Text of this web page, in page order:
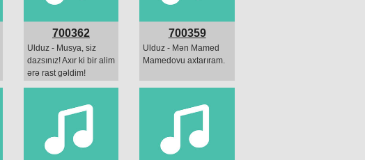
700362
Ulduz - Musya, siz
dazsınız! Axır ki bir alim
ərə rast gəldim!
700359
Ulduz - Mən Mamed
Mamedovu axtarıram.